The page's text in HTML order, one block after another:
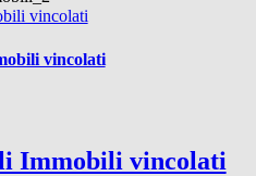
vincolati
vincolati
Immobili vincolati